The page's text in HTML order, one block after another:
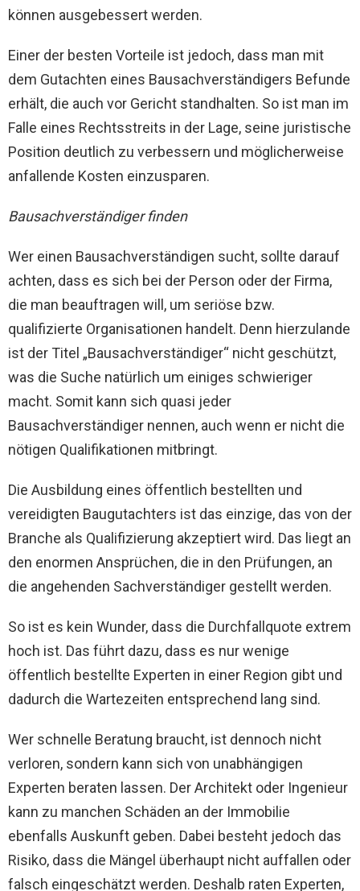
können ausgebessert werden.
Einer der besten Vorteile ist jedoch, dass man mit
dem Gutachten eines Bausachverständigers Befunde
erhält, die auch vor Gericht standhalten. So ist man im
Falle eines Rechtsstreits in der Lage, seine juristische
Position deutlich zu verbessern und möglicherweise
anfallende Kosten einzusparen.
Bausachverständiger finden
Wer einen Bausachverständigen sucht, sollte darauf
achten, dass es sich bei der Person oder der Firma,
die man beauftragen will, um seriöse bzw.
qualifizierte Organisationen handelt. Denn hierzulande
ist der Titel „Bausachverständiger“ nicht geschützt,
was die Suche natürlich um einiges schwieriger
macht. Somit kann sich quasi jeder
Bausachverständiger nennen, auch wenn er nicht die
nötigen Qualifikationen mitbringt.
Die Ausbildung eines öffentlich bestellten und
vereidigten Baugutachters ist das einzige, das von der
Branche als Qualifizierung akzeptiert wird. Das liegt an
den enormen Ansprüchen, die in den Prüfungen, an
die angehenden Sachverständiger gestellt werden.
So ist es kein Wunder, dass die Durchfallquote extrem
hoch ist. Das führt dazu, dass es nur wenige
öffentlich bestellte Experten in einer Region gibt und
dadurch die Wartezeiten entsprechend lang sind.
Wer schnelle Beratung braucht, ist dennoch nicht
verloren, sondern kann sich von unabhängigen
Experten beraten lassen. Der Architekt oder Ingenieur
kann zu manchen Schäden an der Immobilie
ebenfalls Auskunft geben. Dabei besteht jedoch das
Risiko, dass die Mängel überhaupt nicht auffallen oder
falsch eingeschätzt werden. Deshalb raten Experten,